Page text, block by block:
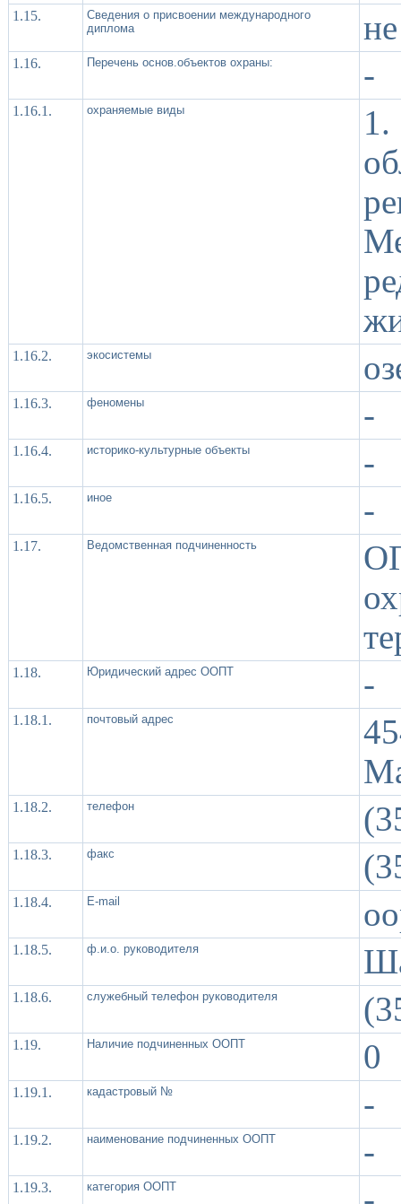
1.15.
Сведения о присвоении международного
диплома
1.16. Перечень основ.объектов охраны: -
1.16.1. охраняемые виды
1.16.2. экосистемы
1.16.3. феномены -
1.16.4. историко-культурные объекты -
1.16.5. иное -
1.17. Ведомственная подчиненность
1.18. Юридический адрес ООПТ -
1.18.1. почтовый адрес
1.18.2. телефон
1.18.3. факс
1.18.4. Е-mail
1.18.5. ф.и.о. руководителя
1.18.6. служебный телефон руководителя
1.19. Наличие подчиненных ООПТ 0
1.19.1. кадастровый № -
1.19.2. наименование подчиненных ООПТ -
1.19.3. категория ООПТ